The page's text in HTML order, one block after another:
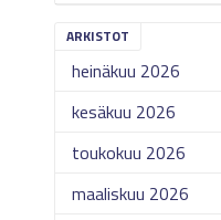
ARKISTOT
heinäkuu 2026
kesäkuu 2026
toukokuu 2026
maaliskuu 2026